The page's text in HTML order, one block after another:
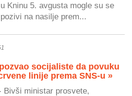
Kninu 5. avgusta mogle su se
na nasilje prem...
socijaliste da povuku
linije prema SNS-u »
Bivši ministar prosvete,